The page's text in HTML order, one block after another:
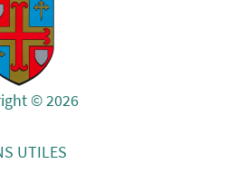
© 2026
UTILES